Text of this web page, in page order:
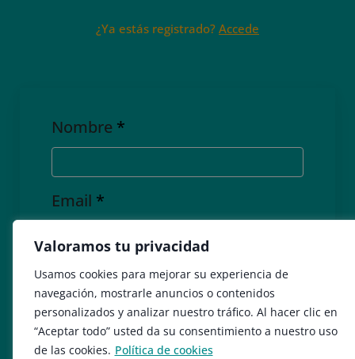
Valoramos tu privacidad
Usamos cookies para mejorar su experiencia de
navegación, mostrarle anuncios o contenidos
personalizados y analizar nuestro tráfico. Al hacer clic en
“Aceptar todo” usted da su consentimiento a nuestro uso
de las cookies. Política de cookies
¿Ya estás registrado? Accede
Nombre *
Email *
Empresa *
Cargo*